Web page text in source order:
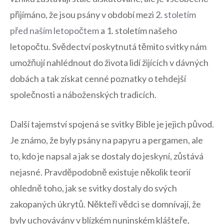
přijímáno, že jsou psány v⁤ období mezi ‍2. stoletím
před naším letopočtema 1. stoletím⁣ našeho
letopočtu. Svědectví ‍poskytnutá těmito svitky ⁤nám⁢
umožňují nahlédnout do života​ lidí žijících v dávných‍
dobách‌ a tak získat‌ cenné poznatky o tehdejší
⁣společnosti a náboženských ‍tradicích.
Další tajemství spojená se svitky Bible ⁢je jejich původ.
Je ‍známo, že byly psány na papyru a pergamen, ale
to, kdo​ je‌ napsal a jak se ⁢dostaly do ⁣jeskyní, zůstává
nejasné. Pravděpodobně existuje několik⁣ teorií ​
ohledně ‌toho, jak ⁢se⁣ svitky dostaly do svých
zakopaných ⁤úkrytů.⁤ Někteří vědci se domnívají, že​
byly uchovávány v blízkém nuninském klášteře,‍